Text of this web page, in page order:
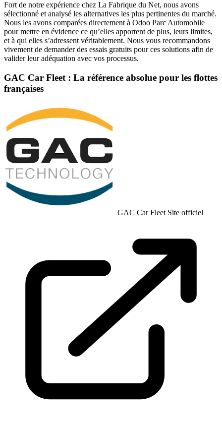
Fort de notre expérience chez La Fabrique du Net, nous avons
sélectionné et analysé les alternatives les plus pertinentes du marché.
Nous les avons comparées directement à Odoo Parc Automobile
pour mettre en évidence ce qu’elles apportent de plus, leurs limites,
et à qui elles s’adressent véritablement. Nous vous recommandons
vivement de demander des essais gratuits pour ces solutions afin de
valider leur adéquation avec vos processus.
GAC Car Fleet : La référence absolue pour les flottes
françaises
GAC Car Fleet Site officiel